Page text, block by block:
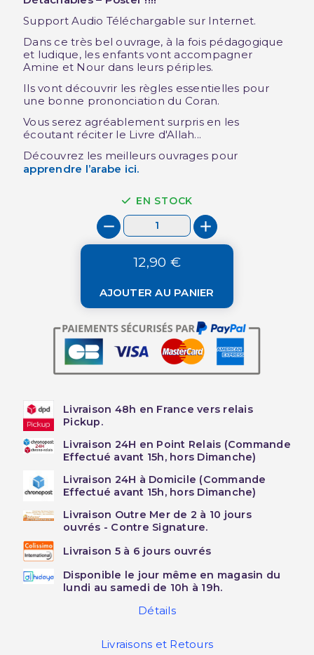
Support Audio Téléchargable sur Internet.
Dans ce très bel ouvrage, à la fois pédagogique
et ludique, les enfants vont accompagner
Amine et Nour dans leurs périples.
Ils vont découvrir les règles essentielles pour
une bonne prononciation du Coran.
Vous serez agréablement surpris en les
écoutant réciter le Livre d'Allah...
Découvrez les meilleurs ouvrages pour
apprendre l’arabe ici.
EN STOCK
12,90 €
AJOUTER AU PANIER
Livraison 48h en France vers relais
Pickup.
Livraison 24H en Point Relais (Commande
Effectué avant 15h, hors Dimanche)
Livraison 24H à Domicile (Commande
Effectué avant 15h, hors Dimanche)
Livraison Outre Mer de 2 à 10 jours
ouvrés - Contre Signature.
Livraison 5 à 6 jours ouvrés
Disponible le jour même en magasin du
lundi au samedi de 10h à 19h.
Détails
Livraisons et Retours